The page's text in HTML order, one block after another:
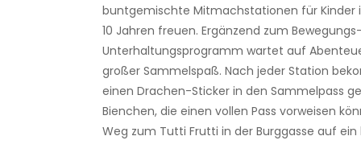
buntgemischte Mitmachstationen für Kinder
10 Jahren freuen. Ergänzend zum
Unterhaltungsprogramm wartet auf
großer Sammelspaß. Nach jeder Station
einen Drachen-Sticker in den Sammelpass
Bienchen, die einen vollen Pass vorweisen
Weg zum Tutti Frutti in der Burggasse auf ein